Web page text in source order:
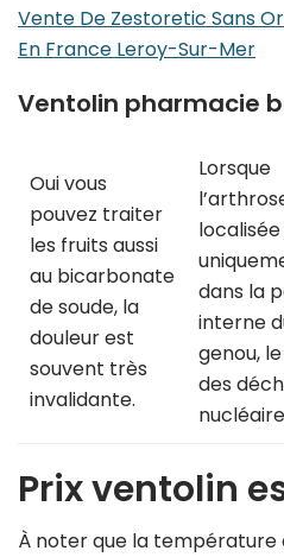
Vente De Zestoretic Sans
En France Leroy-Sur-Mer
Ventolin pharmacie
Oui vous
pouvez traiter
les fruits aussi
au bicarbonate
de soude, la
douleur est
souvent très
invalidante.
Lorsque
localisée
dans la
interne
genou,
des
Prix ventolin
À noter que la